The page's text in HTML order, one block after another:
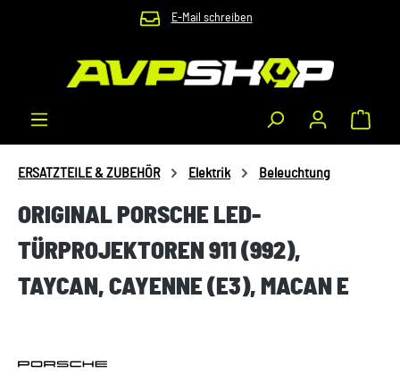
Zum Hauptinhalt springen E-Mail schreiben
ERSATZTEILE & ZUBEHÖR Elektrik Beleuchtung
ORIGINAL PORSCHE LED-
TÜRPROJEKTOREN 911 (992),
TAYCAN, CAYENNE (E3), MACAN E